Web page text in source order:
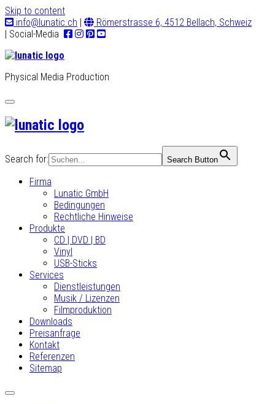
Skip to content
info@lunatic.ch |
Römerstrasse 6, 4512 Bellach, Schweiz
| Social-Media
Physical Media Production
Toggle
navigation
Search for: Search Button
Firma
Lunatic GmbH
Bedingungen
Rechtliche Hinweise
Produkte
CD | DVD | BD
Vinyl
USB-Sticks
Services
Dienstleistungen
Musik / Lizenzen
Filmproduktion
Downloads
Preisanfrage
Kontakt
Referenzen
Sitemap